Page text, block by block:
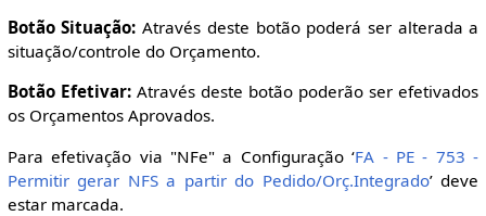
Botão Situação:Através deste botão poderá ser alterada a
situação/controle do Orçamento.
Botão Efetivar: Através deste botão poderão ser efetivados
os Orçamentos Aprovados.
Para efetivação via "NFe" a Configuração ‘FA - PE - 753 -
Permitir gerar NFS a partir do Pedido/Orç.Integrado’ deve
estar marcada.